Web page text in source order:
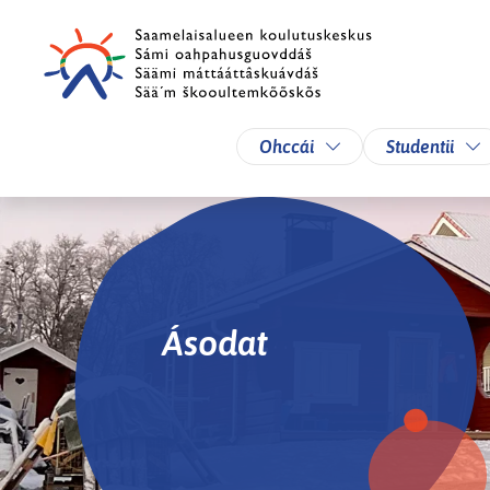
Skip to main content Skip to main navigation
Ohccái Toggle Dropdown
Studentii
Ásodat